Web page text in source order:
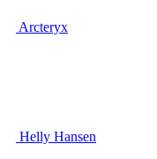
Arcteryx
Helly Hansen